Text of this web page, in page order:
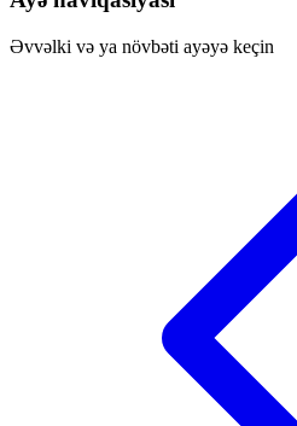
Əvvəlki və ya növbəti ayəyə keçin